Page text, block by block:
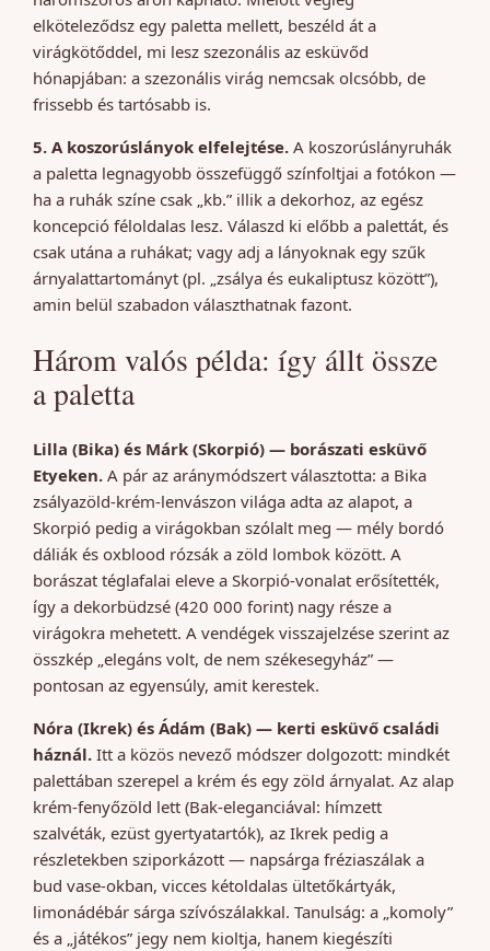
elköteleződsz egy paletta mellett, beszéld át a
virágkötőddel, mi lesz szezonális az esküvőd
hónapjában: a szezonális virág nemcsak olcsóbb, de
frissebb és tartósabb is.
5. A koszorúslányok elfelejtése. A koszorúslányruhák
a paletta legnagyobb összefüggő színfoltjai a fotókon —
ha a ruhák színe csak „kb.” illik a dekorhoz, az egész
koncepció féloldalas lesz. Válaszd ki előbb a palettát, és
csak utána a ruhákat; vagy adj a lányoknak egy szűk
árnyalattartományt (pl. „zsálya és eukaliptusz között”),
amin belül szabadon választhatnak fazont.
Három valós példa: így állt össze
a paletta
Lilla (Bika) és Márk (Skorpió) — borászati esküvő
Etyeken. A pár az aránymódszert választotta: a Bika
zsályazöld-krém-lenvászon világa adta az alapot, a
Skorpió pedig a virágokban szólalt meg — mély bordó
dáliák és oxblood rózsák a zöld lombok között. A
borászat téglafalai eleve a Skorpió-vonalat erősítették,
így a dekorbüdzsé (420 000 forint) nagy része a
virágokra mehetett. A vendégek visszajelzése szerint az
összkép „elegáns volt, de nem székesegyház” —
pontosan az egyensúly, amit kerestek.
Nóra (Ikrek) és Ádám (Bak) — kerti esküvő családi
háznál. Itt a közös nevező módszer dolgozott: mindkét
palettában szerepel a krém és egy zöld árnyalat. Az alap
krém-fenyőzöld lett (Bak-eleganciával: hímzett
szalvéták, ezüst gyertyatartók), az Ikrek pedig a
részletekben sziporkázott — napsárga fréziaszálak a
bud vase-okban, vicces kétoldalas ültetőkártyák,
limonádébár sárga szívószálakkal. Tanulság: a „komoly”
és a „játékos” jegy nem kioltja, hanem kiegészíti